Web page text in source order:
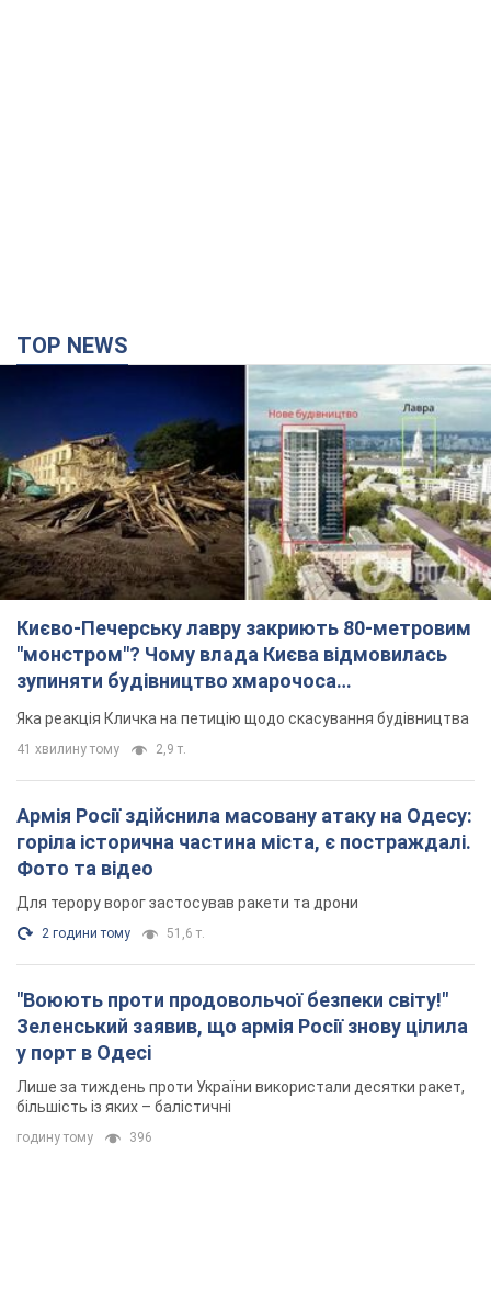
TOP NEWS
Києво-Печерську лавру закриють 80-метровим
"монстром"? Чому влада Києва відмовилась
зупиняти будівництво хмарочоса
"московського вірянина"
Яка реакція Кличка на петицію щодо скасування будівництва
41 хвилину тому 2,9 т.
Армія Росії здійснила масовану атаку на Одесу:
горіла історична частина міста, є постраждалі.
Фото та відео
Для терору ворог застосував ракети та дрони
2 години тому 51,6 т.
"Воюють проти продовольчої безпеки світу!"
Зеленський заявив, що армія Росії знову цілила
у порт в Одесі
Лише за тиждень проти України використали десятки ракет,
більшість із яких – балістичні
годину тому 396